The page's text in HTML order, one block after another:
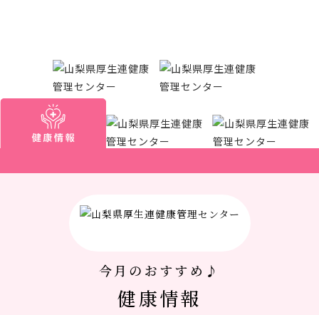
イベント
健康情報
厚生連について
新型コロナウイルス対策今月のおすすめ♪
健康情報